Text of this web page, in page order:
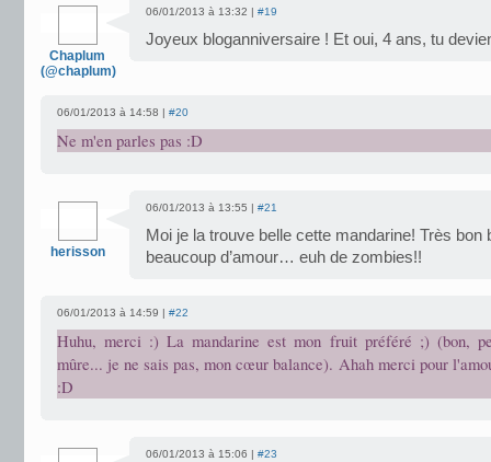
Chaplum
(@chaplum)
06/01/2013 à 13:32 | #19
Joyeux bloganniversaire ! Et oui, 4 ans, tu
06/01/2013 à 14:58 | #20
Ne m'en parles pas :D
herisson
06/01/2013 à 13:55 | #21
Moi je la trouve belle cette mandarine! Très bon
beaucoup d’amour… euh de zombies!!
06/01/2013 à 14:59 | #22
Huhu, merci :) La mandarine est mon fruit préféré ;) (bon,
mûre... je ne sais pas, mon cœur balance). Ahah merci pour
:D
06/01/2013 à 15:06 | #23